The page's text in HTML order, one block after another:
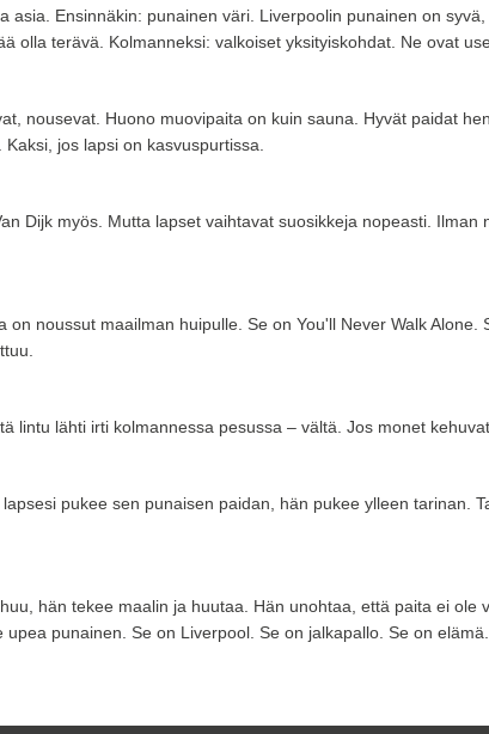
asia. Ensinnäkin: punainen väri. Liverpoolin punainen on
olla terävä. Kolmanneksi: valkoiset yksityiskohdat. Ne ovat
nousevat. Huono muovipaita on kuin sauna. Hyvät paidat
jos lapsi on kasvuspurtissa.
Dijk myös. Mutta lapset vaihtavat suosikkeja nopeasti.
noussut maailman huipulle. Se on You'll Never Walk
lintu lähti irti kolmannessa pesussa – vältä. Jos monet
pukee sen punaisen paidan, hän pukee ylleen tarinan.
hän tekee maalin ja huutaa. Hän unohtaa, että paita ei
punainen. Se on Liverpool. Se on jalkapallo. Se on